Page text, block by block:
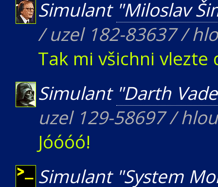
Simulant "Miloslav
/ uzel 182-83637 /
Tak mi všichni vlezte
Simulant "Darth
uzel 129-58697 /
Jóóóó!
Simulant "System